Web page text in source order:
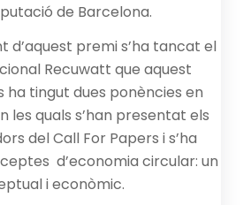
de Barcelona.
d’aquest premi s’ha tancat el
Recuwatt que aquest
ha tingut dues ponències en
les quals s’han presentat els
del Call For Papers i s’ha
d’economia circular: un
i econòmic.